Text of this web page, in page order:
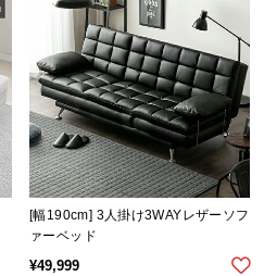
[幅190cm] 3人掛け3WAYレザーソフ
ァーベッド
¥49,999